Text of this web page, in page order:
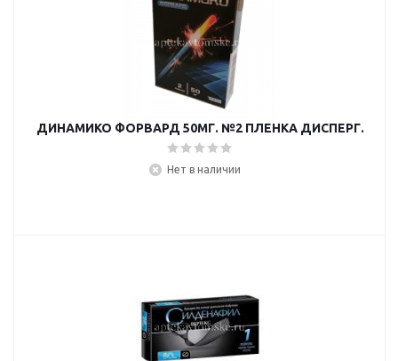
ДИНАМИКО ФОРВАРД 50МГ. №2 ПЛЕНКА ДИСПЕРГ.
Нет в наличии